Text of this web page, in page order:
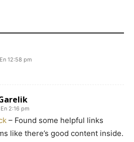
12:58 pm
2:16 pm
– Found some helpful links
like there’s good content inside.